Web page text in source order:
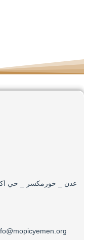
عدن _ خورمكسر _ حي